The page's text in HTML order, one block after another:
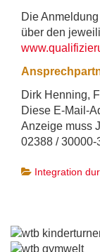
Die
über den
Dirk Henning,
Diese E-Mail-
Anzeige muss
02388 / 30000-
Integration